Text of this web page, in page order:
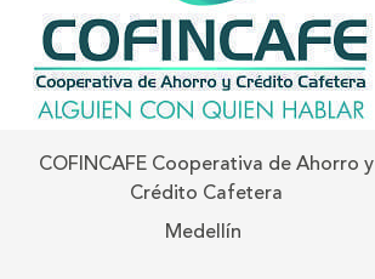
COFINCAFE Cooperativa de Ahorro y
Crédito Cafetera
Medellín